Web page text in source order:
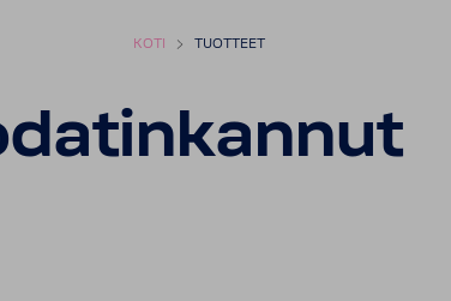
KOTI TUOTTEET